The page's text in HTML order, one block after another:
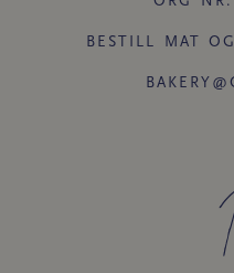
BESTILL MAT